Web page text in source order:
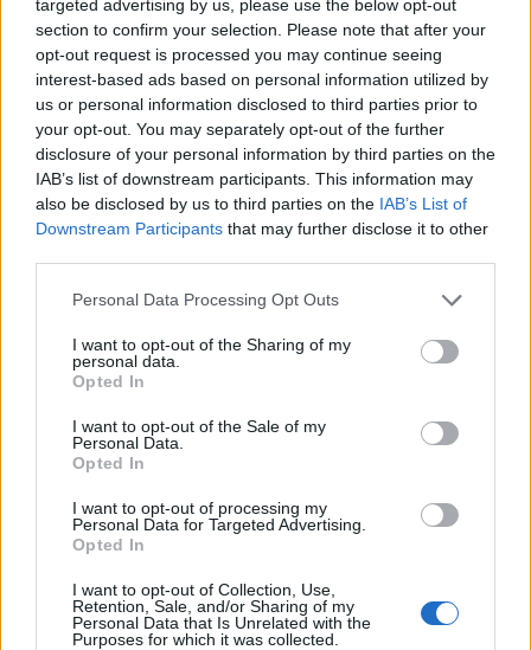
targeted advertising by us, please use the below opt-out
section to confirm your selection. Please note that after your
opt-out request is processed you may continue seeing
interest-based ads based on personal information utilized by
us or personal information disclosed to third parties prior to
your opt-out. You may separately opt-out of the further
disclosure of your personal information by third parties on the
IAB’s list of downstream participants. This information may
also be disclosed by us to third parties on the IAB’s List of
Downstream Participants that may further disclose it to other
Personal Data Processing Opt Outs
I want to opt-out of the Sharing of my
personal data.
Opted In
I want to opt-out of the Sale of my
Personal Data.
Opted In
I want to opt-out of processing my
Personal Data for Targeted Advertising.
Opted In
I want to opt-out of Collection, Use,
Retention, Sale, and/or Sharing of my
Personal Data that Is Unrelated with the
Purposes for which it was collected.
Moji Mediji d.o.o.
sobotainfo.com•mariborinfo.com• ptujinfo.com• pomurec.com
dolenjskainfo.com •ljubljanainfo.com•gorenjskainfo.com•
Vse pravice pridržane © 2026
Tematike
Lokalno
Politika
Kronika
Zdravje
Šport
Scena
Zadnje novice
Dogodki
Igre
Mali oglasi
Prijavi se na cajtng